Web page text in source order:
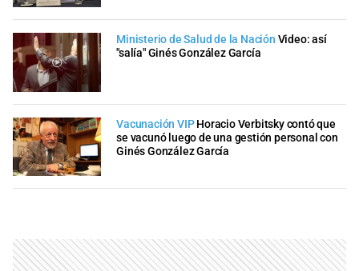
Ministerio de Salud de la Nación Video: así
"salía" Ginés González García
Vacunación VIP Horacio Verbitsky contó que
se vacunó luego de una gestión personal con
Ginés González García